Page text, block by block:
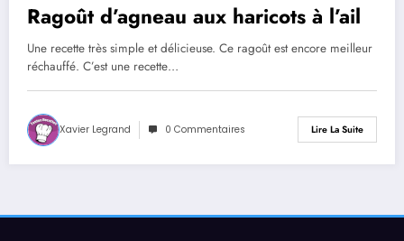
Ragoût d’agneau aux haricots à l’ail
Une recette très simple et délicieuse. Ce ragoût est encore meilleur
réchauffé. C’est une recette…
Xavier Legrand 0 Commentaires Lire La Suite